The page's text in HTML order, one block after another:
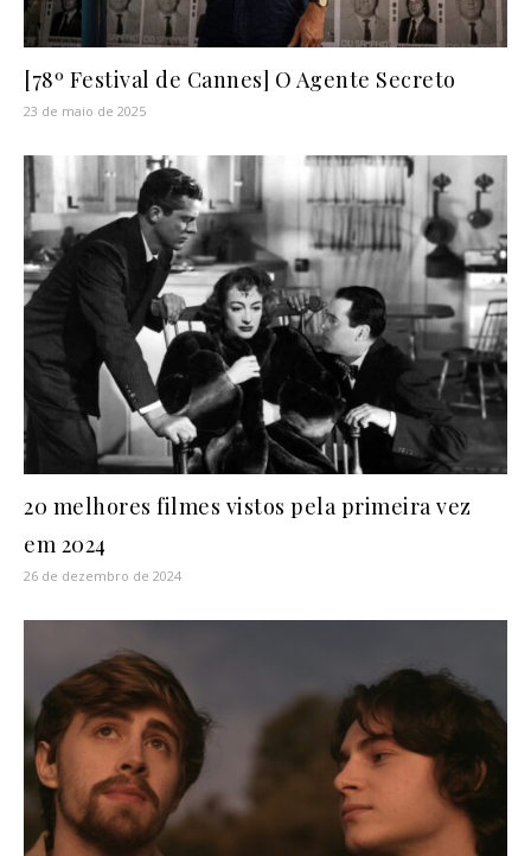
[78º Festival de Cannes] O Agente Secreto
23 de maio de 2025
20 melhores filmes vistos pela primeira vez
em 2024
26 de dezembro de 2024